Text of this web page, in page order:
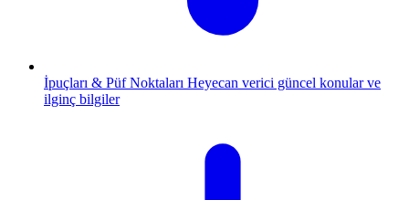
İpuçları & Püf Noktaları Heyecan verici güncel konular ve
ilginç bilgiler